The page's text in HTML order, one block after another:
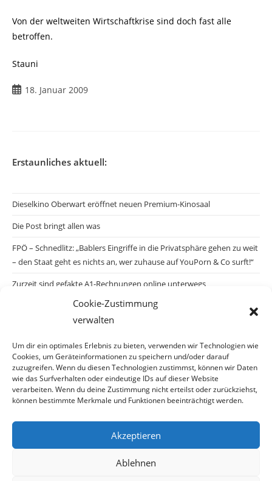
Cookie-Zustimmung
verwalten
Um dir ein optimales Erlebnis zu bieten, verwenden wir Technologien wie
Cookies, um Geräteinformationen zu speichern und/oder darauf
zuzugreifen. Wenn du diesen Technologien zustimmst, können wir Daten
wie das Surfverhalten oder eindeutige IDs auf dieser Website
verarbeiten. Wenn du deine Zustimmung nicht erteilst oder zurückziehst,
können bestimmte Merkmale und Funktionen beeinträchtigt werden.
Akzeptieren
Ablehnen
Von der weltweiten Wirtschaftkrise sind doch fast alle
betroffen.
Stauni
Beitrag18. Januar 2009
Erstaunliches aktuell:
Dieselkino Oberwart eröffnet neuen Premium-Kinosaal
Die Post bringt allen was
FPÖ – Schnedlitz: „Bablers Eingriffe in die Privatsphäre gehen zu weit
– den Staat geht es nichts an, wer zuhause auf YouPorn & Co surft!“
Zurzeit sind gefakte A1-Rechnungen online unterwegs
Salzburgs Juden und ihre Sicherheit: „Erst nach einem Anschlag wäre
die Gefahr endlich konkret!“
Biologisches Wunder in Ceuta
Ein vermeintliches Abschiebemärchen
Archiv